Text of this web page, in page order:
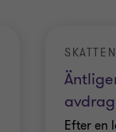
Efter en